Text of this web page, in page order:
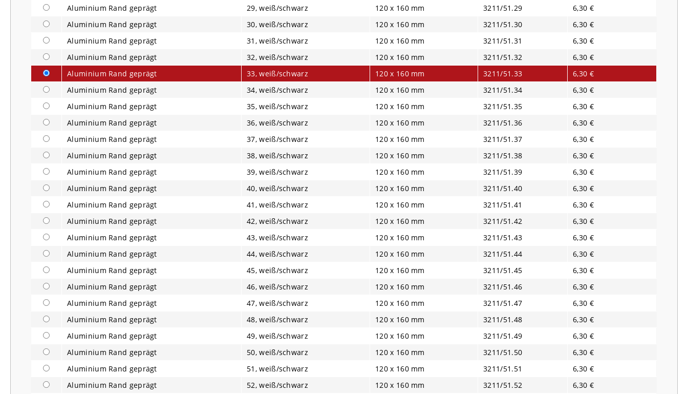
Aluminium Rand geprägt
29, weiß/schwarz 120 x 160 mm 3211/51.29
6,30 €
Aluminium Rand geprägt
30, weiß/schwarz 120 x 160 mm 3211/51.30
6,30 €
Aluminium Rand geprägt
31, weiß/schwarz 120 x 160 mm 3211/51.31
6,30 €
Aluminium Rand geprägt
32, weiß/schwarz 120 x 160 mm 3211/51.32
6,30 €
Aluminium Rand geprägt
33, weiß/schwarz 120 x 160 mm 3211/51.33
6,30 €
Aluminium Rand geprägt
34, weiß/schwarz 120 x 160 mm 3211/51.34
6,30 €
Aluminium Rand geprägt
35, weiß/schwarz 120 x 160 mm 3211/51.35
6,30 €
Aluminium Rand geprägt
36, weiß/schwarz 120 x 160 mm 3211/51.36
6,30 €
Aluminium Rand geprägt
37, weiß/schwarz 120 x 160 mm 3211/51.37
6,30 €
Aluminium Rand geprägt
38, weiß/schwarz 120 x 160 mm 3211/51.38
6,30 €
Aluminium Rand geprägt
39, weiß/schwarz 120 x 160 mm 3211/51.39
6,30 €
Aluminium Rand geprägt
40, weiß/schwarz 120 x 160 mm 3211/51.40
6,30 €
Aluminium Rand geprägt
41, weiß/schwarz 120 x 160 mm 3211/51.41
6,30 €
Aluminium Rand geprägt
42, weiß/schwarz 120 x 160 mm 3211/51.42
6,30 €
Aluminium Rand geprägt
43, weiß/schwarz 120 x 160 mm 3211/51.43
6,30 €
Aluminium Rand geprägt
44, weiß/schwarz 120 x 160 mm 3211/51.44
6,30 €
Aluminium Rand geprägt
45, weiß/schwarz 120 x 160 mm 3211/51.45
6,30 €
Aluminium Rand geprägt
46, weiß/schwarz 120 x 160 mm 3211/51.46
6,30 €
Aluminium Rand geprägt
47, weiß/schwarz 120 x 160 mm 3211/51.47
6,30 €
Aluminium Rand geprägt
48, weiß/schwarz 120 x 160 mm 3211/51.48
6,30 €
Aluminium Rand geprägt
49, weiß/schwarz 120 x 160 mm 3211/51.49
6,30 €
Aluminium Rand geprägt
50, weiß/schwarz 120 x 160 mm 3211/51.50
6,30 €
Aluminium Rand geprägt
51, weiß/schwarz 120 x 160 mm 3211/51.51
6,30 €
Aluminium Rand geprägt
52, weiß/schwarz 120 x 160 mm 3211/51.52
6,30 €